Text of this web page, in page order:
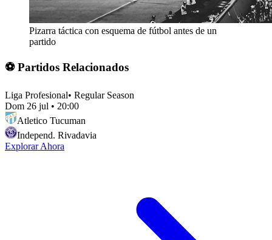
Pizarra táctica con esquema de fútbol antes de un
partido
⚽ Partidos Relacionados
Liga Profesional• Regular Season
Dom 26 jul • 20:00
Atletico Tucuman
Independ. Rivadavia
Explorar Ahora